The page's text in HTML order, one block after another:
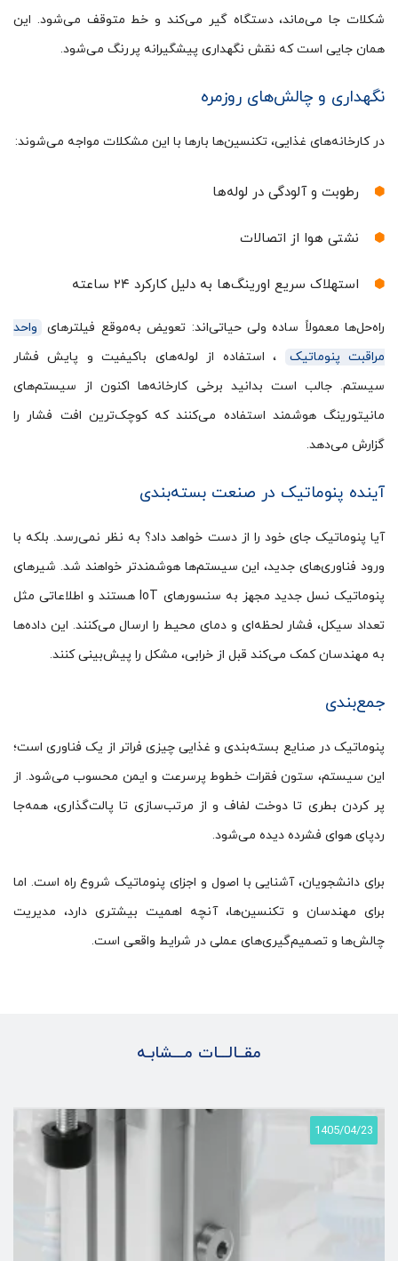
شکلات جا می‌ماند، دستگاه گیر می‌کند و خط متوقف می‌شود. این
همان جایی است که نقش نگهداری پیشگیرانه پررنگ می‌شود.
نگهداری و چالش‌های روزمره
در کارخانه‌های غذایی، تکنسین‌ها بارها با این مشکلات مواجه می‌شوند:
رطوبت و آلودگی در لوله‌ها
نشتی هوا از اتصالات
استهلاک سریع اورینگ‌ها به دلیل کارکرد ۲۴ ساعته
راه‌حل‌ها معمولاً ساده ولی حیاتی‌اند: تعویض به‌موقع فیلترهای
واحد
مراقبت پنوماتیک
، استفاده از لوله‌های باکیفیت و پایش فشار
سیستم. جالب است بدانید برخی کارخانه‌ها اکنون از سیستم‌های
مانیتورینگ هوشمند استفاده می‌کنند که کوچک‌ترین افت فشار را
گزارش می‌دهد.
آینده پنوماتیک در صنعت بسته‌بندی
آیا پنوماتیک جای خود را از دست خواهد داد؟ به نظر نمی‌رسد. بلکه با
ورود فناوری‌های جدید، این سیستم‌ها هوشمندتر خواهند شد. شیرهای
پنوماتیک نسل جدید مجهز به سنسورهای IoT هستند و اطلاعاتی مثل
تعداد سیکل، فشار لحظه‌ای و دمای محیط را ارسال می‌کنند. این داده‌ها
به مهندسان کمک می‌کند قبل از خرابی، مشکل را پیش‌بینی کنند.
جمع‌بندی
پنوماتیک در صنایع بسته‌بندی و غذایی چیزی فراتر از یک فناوری است؛
این سیستم، ستون فقرات خطوط پرسرعت و ایمن محسوب می‌شود. از
پر کردن بطری تا دوخت لفاف و از مرتب‌سازی تا پالت‌گذاری، همه‌جا
ردپای هوای فشرده دیده می‌شود.
برای دانشجویان، آشنایی با اصول و اجزای پنوماتیک شروع راه است. اما
برای مهندسان و تکنسین‌ها، آنچه اهمیت بیشتری دارد، مدیریت
چالش‌ها و تصمیم‌گیری‌های عملی در شرایط واقعی است.
مقــالـــات مـــشابـه
1405/04/23